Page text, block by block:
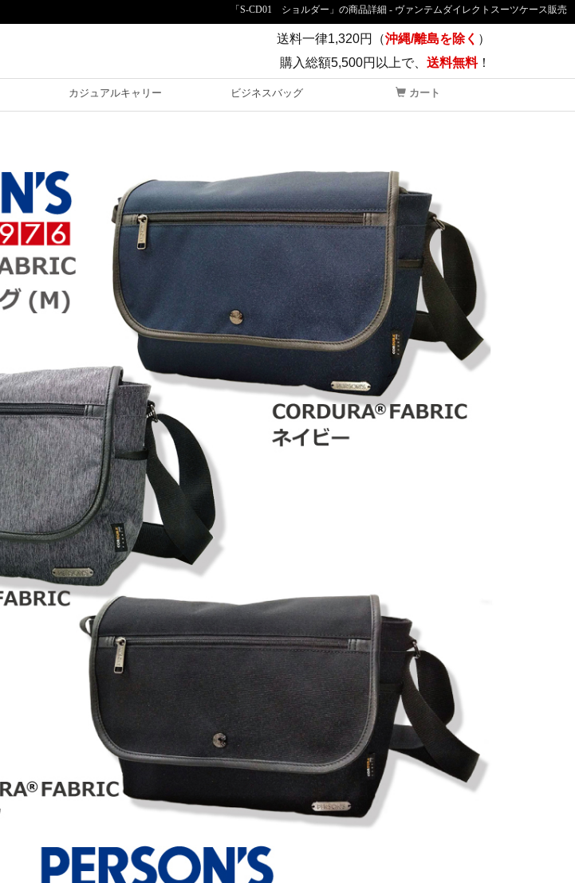
「S-CD01 ショルダー」の商品詳細 - ヴァンテムダイレクトスーツケース販売
送料一律1,320円（沖縄/離島を除く ）
購入総額5,500円以上で、 送料無料！
カジュアルキャリー ビジネスバッグ カート